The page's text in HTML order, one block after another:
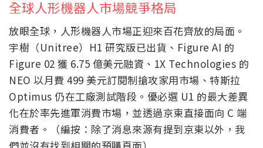
全球人形機器人市場競爭格局
放眼全球，人形機器人市場正迎來百花齊放的局面。
宇樹（Unitree）H1 研究版已出貨、Figure AI 的
Figure 02 獲 6.75 億美元融資、1X Technologies 的
NEO 以月費 499 美元訂閱制搶攻家用市場、特斯拉
Optimus 仍在工廠測試階段。優必選 U1 的最大差異
化在於率先進軍消費市場，並透過京東直接面向 C 端
消費者。（編按：除了消息來源有提到京東以外，我